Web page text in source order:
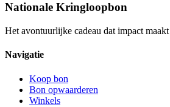
Nationale Kringloopbon
Het avontuurlijke cadeau dat impact maakt
Navigatie
Koop bon
Bon opwaarderen
Winkels